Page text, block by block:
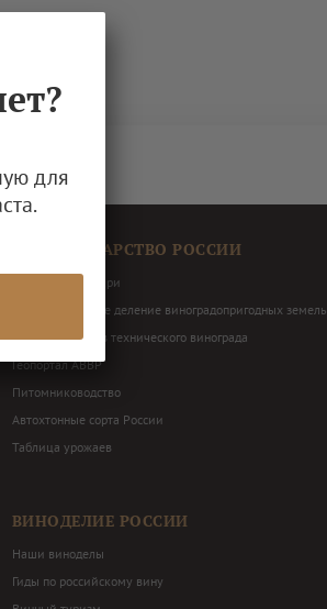
ВИНОГРАДАРСТВО РОССИИ
Наши виноградари
Территориальное деление виноградопригодных земель
Перечень сортов технического винограда
Геопортал АВВР
Питомниководство
Автохтонные сорта России
Таблица урожаев
ВИНОДЕЛИЕ РОССИИ
Наши виноделы
Гиды по российскому вину
для